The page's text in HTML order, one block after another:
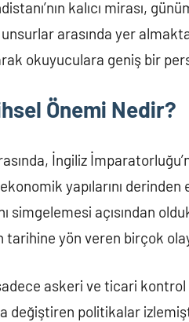
kalıcı mirası,
arasında yer
okuyuculara geniş bir
Önemi Nedir?
İngiliz
yapılarını
simgelemesi açısından
tarihine yön veren birçok
askeri ve ticari kontrol
değiştiren politikalar